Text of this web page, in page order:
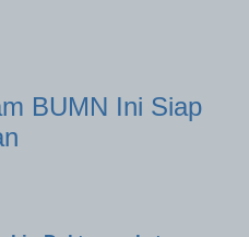
BUMN Ini Siap